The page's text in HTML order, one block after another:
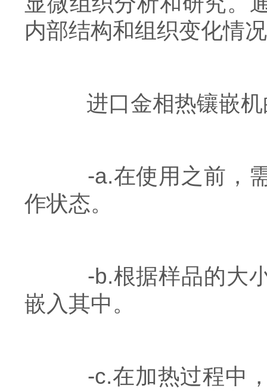
内部结构和组织变化情
进口金相热镶嵌机
-a.在使用之前，需
作状态。
-b.根据样品的大小
嵌入其中。
-c.在加热过程中，